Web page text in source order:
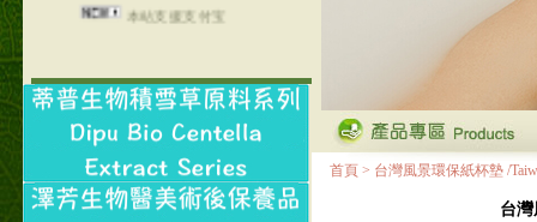
2017年1月1日起，中国大
首頁 > 台灣風景環保紙杯墊 /
台灣